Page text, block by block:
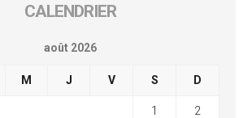
CALENDRIER
août 2026
M J V S D
1 2